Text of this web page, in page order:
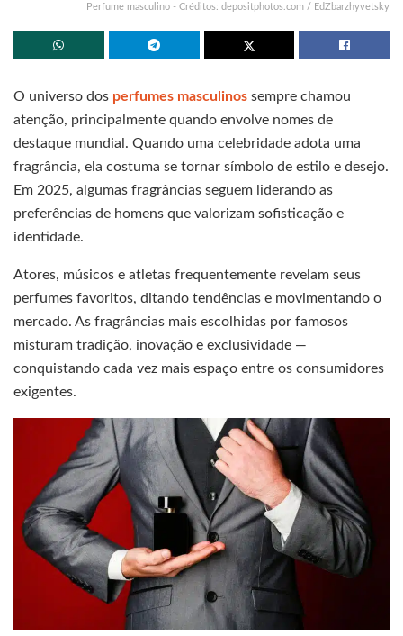
Perfume masculino - Créditos: depositphotos.com / EdZbarzhyvetsky
O universo dos perfumes masculinos sempre chamou
atenção, principalmente quando envolve nomes de
destaque mundial. Quando uma celebridade adota uma
fragrância, ela costuma se tornar símbolo de estilo e desejo.
Em 2025, algumas fragrâncias seguem liderando as
preferências de homens que valorizam sofisticação e
identidade.
Atores, músicos e atletas frequentemente revelam seus
perfumes favoritos, ditando tendências e movimentando o
mercado. As fragrâncias mais escolhidas por famosos
misturam tradição, inovação e exclusividade —
conquistando cada vez mais espaço entre os consumidores
exigentes.